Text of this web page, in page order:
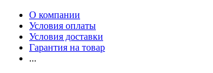
О компании
Условия оплаты
Условия доставки
Гарантия на товар
...